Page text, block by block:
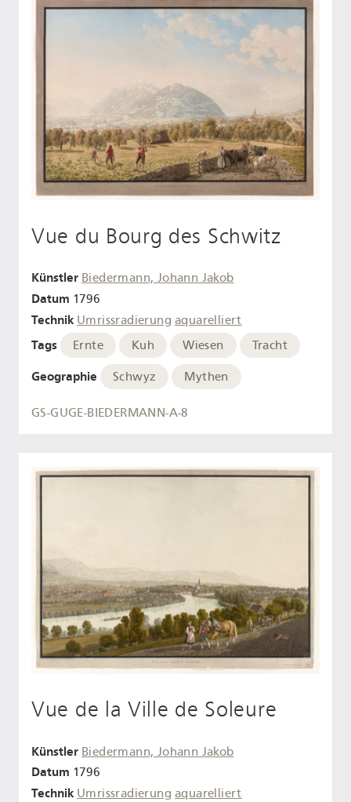
Vue du Bourg des Schwitz
Künstler Biedermann, Johann Jakob
Datum 1796
Technik Umrissradierung aquarelliert
Tags Ernte Kuh Wiesen Tracht
Geographie Schwyz Mythen
GS-GUGE-BIEDERMANN-A-8
Vue de la Ville de Soleure
Künstler Biedermann, Johann Jakob
Datum 1796
Technik Umrissradierung aquarelliert